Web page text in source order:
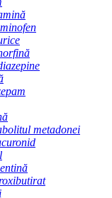
metadonei